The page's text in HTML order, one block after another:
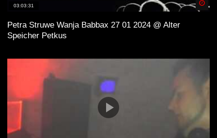
03:03:31
Petra Struwe Wanja Babbax 27 01 2024 @ Alter
Speicher Petkus